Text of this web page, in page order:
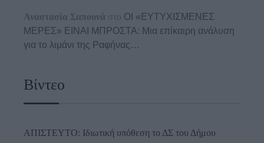
Αναστασία Σαπουνά στο ΟΙ «ΕΥΤΥΧΙΣΜΕΝΕΣ
ΜΕΡΕΣ» ΕΙΝΑΙ ΜΠΡΟΣΤΑ: Μια επίκαιρη ανάλυση
για το λιμάνι της Ραφήνας…
Βίντεο
ΑΠΙΣΤΕΥΤΟ: Ιδιωτική υπόθεση το ΔΣ του Δήμου